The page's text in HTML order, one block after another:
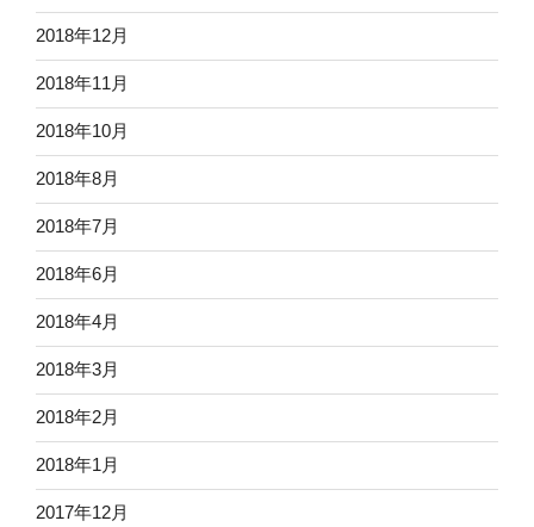
2018年12月
2018年11月
2018年10月
2018年8月
2018年7月
2018年6月
2018年4月
2018年3月
2018年2月
2018年1月
2017年12月